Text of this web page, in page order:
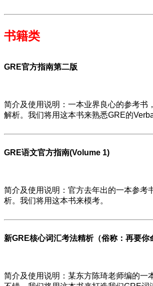
书籍类
GRE官方指南第二版
简介及使用说明：一本业界良心的参考书
解析。我们将用这本书来熟悉GRE的
GRE语文官方指南(Volume 1)
简介及使用说明：官方去年出的一本参考
析。我们将用这本书来模考。
新GRE核心词汇考法精析（俗称：再要你
简介及使用说明：某东方陈琦老师编的一